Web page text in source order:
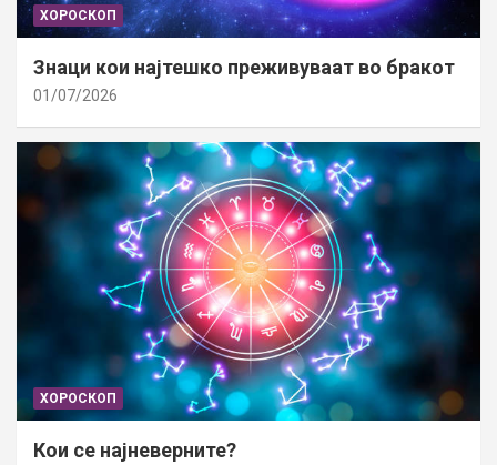
ХОРОСКОП
Знаци кои најтешко преживуваат во бракот
01/07/2026
ХОРОСКОП
Кои се најневерните?